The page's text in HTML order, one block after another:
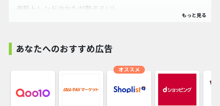
最新トレンドゆかたが勢ぞろい!
台！送料込み
さらに自分で着られる着付けBOOKと腰ひも
が付いた5点セットとなっており、初心者の方でも届いてす
ぐ着ることができます。
あなたへのおすすめ広告
オススメ